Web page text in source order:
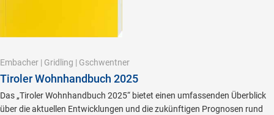
Embacher | Gridling | Gschwentner
Tiroler Wohnhandbuch 2025
Das „Tiroler Wohnhandbuch 2025“ bietet einen umfassenden Überblick
über die aktuellen Entwicklungen und die zukünftigen Prognosen rund